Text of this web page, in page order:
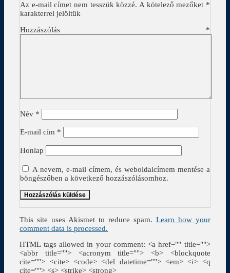
Az e-mail címet nem tesszük közzé. A kötelező mezőket *
karakterrel jelöltük
Hozzászólás *
Név *
E-mail cím *
Honlap
A nevem, e-mail címem, és weboldalcímem mentése a
böngészőben a következő hozzászólásomhoz.
This site uses Akismet to reduce spam. Learn how your
comment data is processed.
HTML tags allowed in your comment: <a href="" title="">
<abbr title=""> <acronym title=""> <b> <blockquote
cite=""> <cite> <code> <del datetime=""> <em> <i> <q
cite=""> <s> <strike> <strong>